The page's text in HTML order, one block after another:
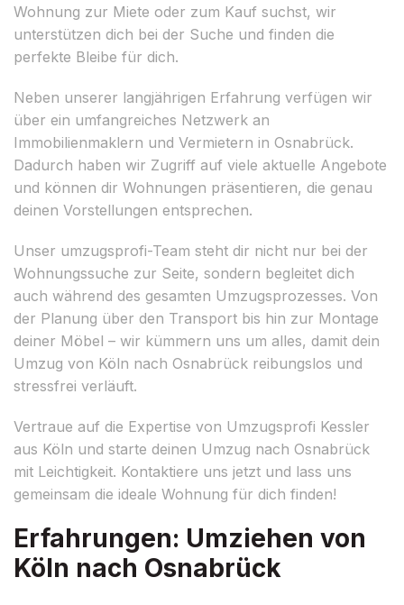
Wohnung zur Miete oder zum Kauf suchst, wir
unterstützen dich bei der Suche und finden die
perfekte Bleibe für dich.
Neben unserer langjährigen Erfahrung verfügen wir
über ein umfangreiches Netzwerk an
Immobilienmaklern und Vermietern in Osnabrück.
Dadurch haben wir Zugriff auf viele aktuelle Angebote
und können dir Wohnungen präsentieren, die genau
deinen Vorstellungen entsprechen.
Unser umzugsprofi-Team steht dir nicht nur bei der
Wohnungssuche zur Seite, sondern begleitet dich
auch während des gesamten Umzugsprozesses. Von
der Planung über den Transport bis hin zur Montage
deiner Möbel – wir kümmern uns um alles, damit dein
Umzug von Köln nach Osnabrück reibungslos und
stressfrei verläuft.
Vertraue auf die Expertise von Umzugsprofi Kessler
aus Köln und starte deinen Umzug nach Osnabrück
mit Leichtigkeit. Kontaktiere uns jetzt und lass uns
gemeinsam die ideale Wohnung für dich finden!
Erfahrungen: Umziehen von
Köln nach Osnabrück